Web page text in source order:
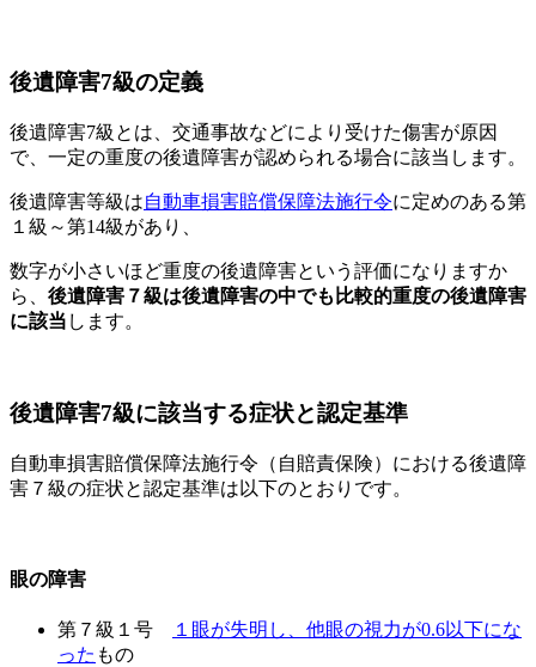
後遺障害7級の定義
後遺障害7級とは、交通事故などにより受けた傷害が原因
で、一定の重度の後遺障害が認められる場合に該当します。
後遺障害等級は自動車損害賠償保障法施行令に定めのある第
１級～第14級があり、
数字が小さいほど重度の後遺障害という評価になりますか
ら、 後遺障害７級は後遺障害の中でも比較的重度の後遺障害
に該当 します。
後遺障害7級に該当する症状と認定基準
自動車損害賠償保障法施行令（自賠責保険）における後遺障
害７級の症状と認定基準は以下のとおりです。
眼の障害
第７級１号
１眼が失明し、他眼の視力が0.6以下にな
った もの